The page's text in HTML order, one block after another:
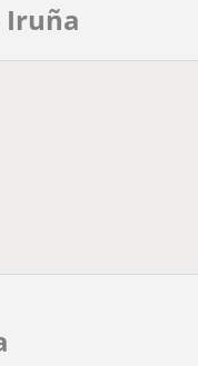
Iruña